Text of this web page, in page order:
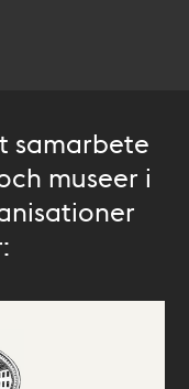
samarbete
museer i